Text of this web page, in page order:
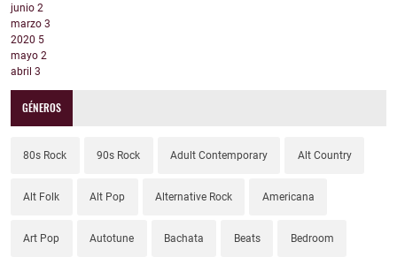
junio 2
marzo 3
2020 5
mayo 2
abril 3
GÉNEROS
80s Rock 90s Rock Adult Contemporary Alt Country
Alt Folk Alt Pop Alternative Rock Americana
Art Pop Autotune Bachata Beats Bedroom